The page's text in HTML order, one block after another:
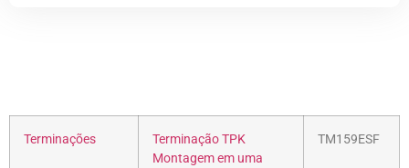
Terminações
Terminação TPK
Montagem em uma
TM159ESF